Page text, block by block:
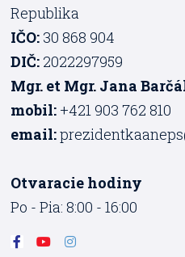
Republika
IČO: 30 868 904
DIČ: 2022297959
Mgr. et Mgr. Jana
mobil: +421 903 762 810
email:
Otvaracie hodiny
Po - Pia: 8:00 - 16:00
F Y I